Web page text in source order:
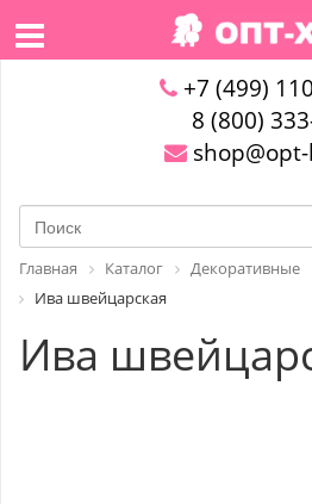
+7 (499)
8 (800)
Главная Каталог Декоративные
Ива швейцарская
Ива